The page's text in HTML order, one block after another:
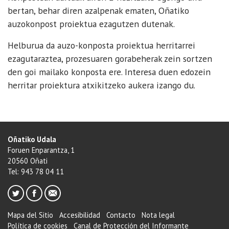
bertan, behar diren azalpenak ematen, Oñatiko
auzokonpost proiektua ezagutzen dutenak.
Helburua da auzo-konposta proiektua herritarrei
ezagutaraztea, prozesuaren gorabeherak zein sortzen
den goi mailako konposta ere. Interesa duen edozein
herritar proiektura atxikitzeko aukera izango du.
Oñatiko Udala
Foruen Enparantza, 1
20560 Oñati
Tel: 943 78 04 11
Mapa del Sitio Accesibilidad Contacto
Nota legal
Política de cookies
Canal de Protección del Informante